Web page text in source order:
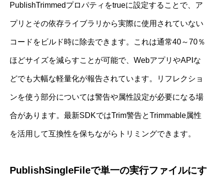
PublishTrimmedプロパティをtrueに設定することで、ア
プリとその依存ライブラリから実際に使用されていない
コードをビルド時に除去できます。これは通常40～70％
ほどサイズを減らすことが可能で、WebアプリやAPIな
どでも大幅な軽量化が報告されています。リフレクショ
ンを使う部分については警告や属性設定が必要になる場
合があります。最新SDKではTrim警告とTrimmable属性
を活用して互換性を保ちながらトリミングできます。
PublishSingleFileで単一の実行ファイルにす